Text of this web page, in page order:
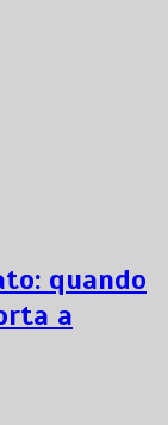
quando
a